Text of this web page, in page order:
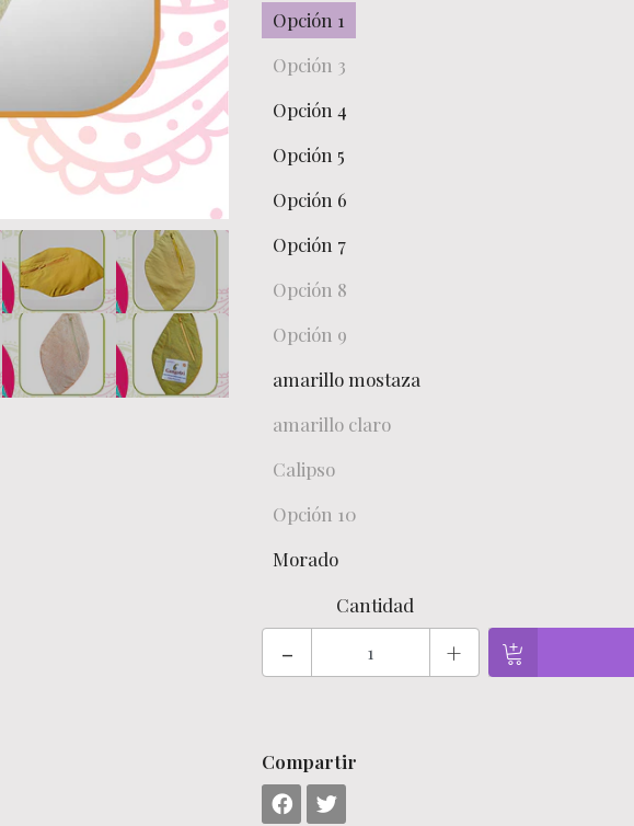
Opción 1
Opción 3
Opción 4
Opción 5
Opción 6
Opción 7
Opción 8
Opción 9
amarillo mostaza
amarillo claro
Calipso
Opción 10
Morado
Cantidad
- +
Compartir